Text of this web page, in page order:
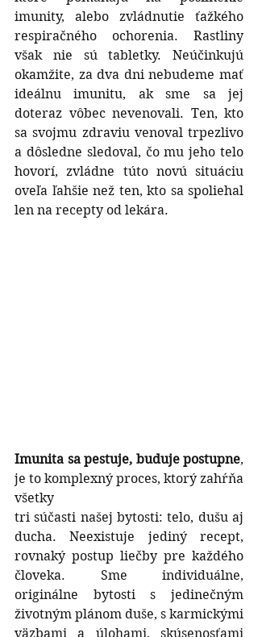
imunity, alebo zvládnutie ťažkého
respiračného ochorenia. Rastliny
však nie sú tabletky. Neúčinkujú
okamžite, za dva dni nebudeme mať
ideálnu imunitu, ak sme sa jej
doteraz vôbec nevenovali. Ten, kto
sa svojmu zdraviu venoval trpezlivo
a dôsledne sledoval, čo mu jeho telo
hovorí, zvládne túto novú situáciu
oveľa ľahšie než ten, kto sa spoliehal
len na recepty od lekára.
Imunita sa pestuje, buduje postupne,
je to komplexný proces, ktorý zahŕňa
všetky
tri súčasti našej bytosti: telo, dušu aj
ducha. Neexistuje jediný recept,
rovnaký postup liečby pre každého
človeka. Sme individuálne,
originálne bytosti s jedinečným
životným plánom duše, s karmickými
väzbami a úlohami, skúsenosťami